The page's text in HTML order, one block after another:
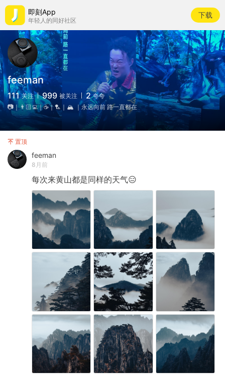
即刻App
年轻人的同好社区
下载
feeman
111 关注 999 被关注 2 夸夸
📷｜👨🏻‍💻｜☕️｜🏸️｜🏔️ ｜永远向前 路一直都在
置顶
feeman
8月前
每次来黄山都是同样的天气😑